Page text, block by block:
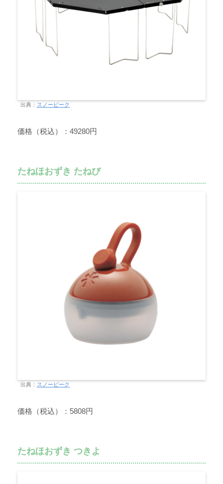
出典： スノーピーク
価格（税込）：49280円
たねほおずき たねび
出典： スノーピーク
価格（税込）：5808円
たねほおずき つきよ